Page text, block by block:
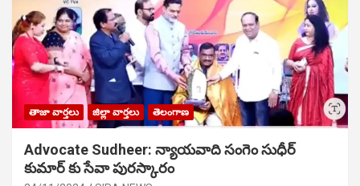
తాజా వార్తలు జిల్లా వార్తలు తెలంగాణ
Advocate Sudheer: న్యాయవాది సంగెం సుధీర్
కుమార్ కు సేవా పురస్కారం